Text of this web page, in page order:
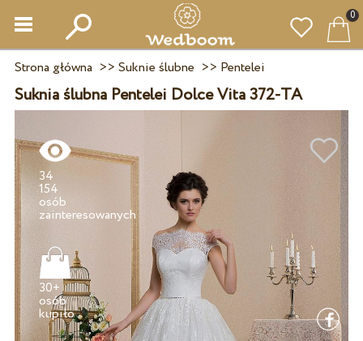
0
Strona główna >> Suknie ślubne >> Pentelei
Suknia ślubna Pentelei Dolce Vita 372-TA
34
154
osób
zainteresowanych
30+
osób
kupiło